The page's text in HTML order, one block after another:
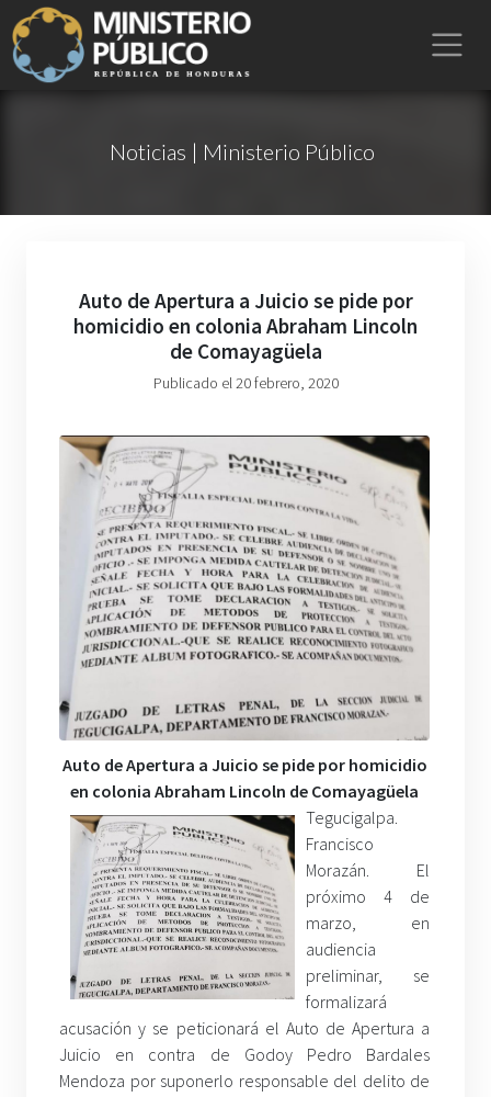
Noticias | Ministerio Público
Auto de Apertura a Juicio se pide por
homicidio en colonia Abraham Lincoln
de Comayagüela
Publicado el 20 febrero, 2020
Auto de Apertura a Juicio se pide por homicidio
en colonia Abraham Lincoln de Comayagüela
Tegucigalpa.
Francisco
Morazán. El
próximo 4 de
marzo, en
audiencia
preliminar, se
formalizará
acusación y se peticionará el Auto de Apertura a
Juicio en contra de Godoy Pedro Bardales
Mendoza por suponerlo responsable del delito de